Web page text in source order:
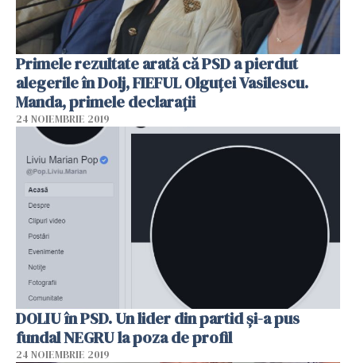
Primele rezultate arată că PSD a pierdut
alegerile în Dolj, FIEFUL Olguței Vasilescu.
Manda, primele declarații
24 NOIEMBRIE 2019
DOLIU în PSD. Un lider din partid şi-a pus
fundal NEGRU la poza de profil
24 NOIEMBRIE 2019